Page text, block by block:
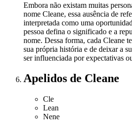
Embora não existam muitas
nome Cleane, essa ausência de
interpretada como uma
pessoa defina o significado e a
nome. Dessa forma, cada Cleane
sua própria história e de deixar a
ser influenciada por expectativas
Apelidos de Cleane
Cle
Lean
Nene